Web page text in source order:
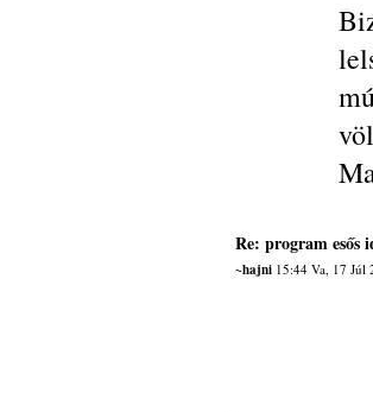
Re: program esős
~hajni15:44 Va, 17 Júl